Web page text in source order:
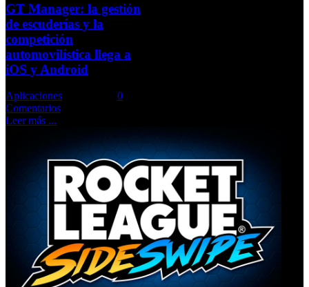
GT Manager: la gestión
de escuderías y la
competición
automovilística llega a
iOS y Android
Aplicaciones
0
Comentarios
Leer más ...